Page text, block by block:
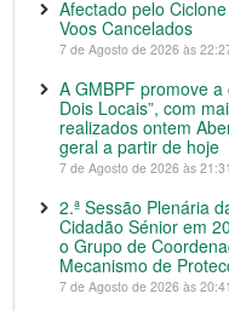
Afectado pelo
Voos Cancelados
7 de Agosto de 2026 às
A GMBPF promove
Dois Locais”, com
realizados ontem
geral a partir de hoje
7 de Agosto de 2026 às 21:31
2.ª Sessão Plenária
Cidadão Sénior em
o Grupo de
Mecanismo de
7 de Agosto de 2026 às 20:41